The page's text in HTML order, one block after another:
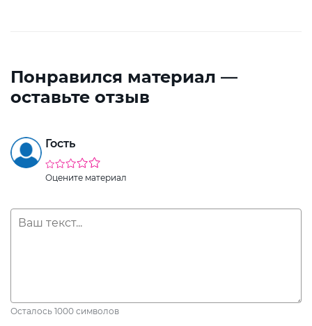
Понравился материал —
оставьте отзыв
Гость
Оцените материал
Осталось 1000 символов